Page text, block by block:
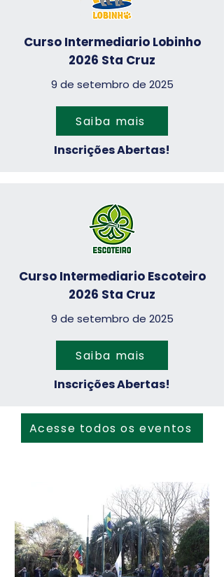
Curso Intermediario Lobinho
2026 Sta Cruz
9 de setembro de 2025
Saiba mais
Inscrições Abertas!
Curso Intermediario Escoteiro
2026 Sta Cruz
9 de setembro de 2025
Saiba mais
Inscrições Abertas!
Acesse todos os eventos